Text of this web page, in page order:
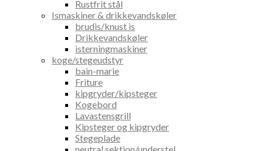
Rustfrit stål
Ismaskiner & drikkevandskøler
brudis/knust is
Drikkevandskøler
isterningmaskiner
koge/stegeudstyr
bain-marie
Friture
kipgryder/kipsteger
Kogebord
Lavastensgrill
Kipsteger og kipgryder
Stegeplade